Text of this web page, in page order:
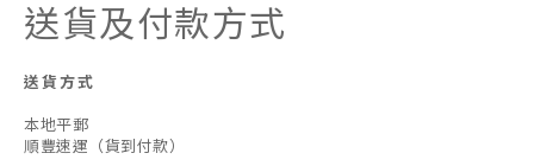
送貨及付款方式
送貨方式
本地平郵
順豐速運（貨到付款）